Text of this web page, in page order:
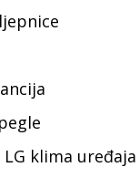
klima uređaja